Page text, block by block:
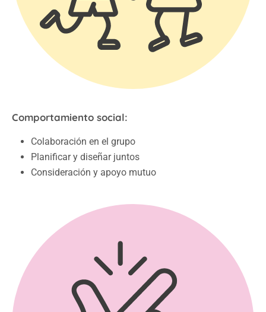
Comportamiento social:
Colaboración en el grupo
Planificar y diseñar juntos
Consideración y apoyo mutuo